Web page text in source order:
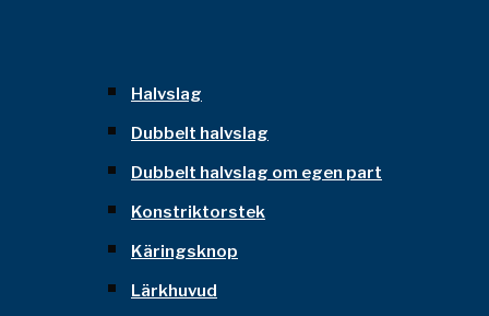
Halvslag
Dubbelt halvslag
Dubbelt halvslag om egen part
Konstriktorstek
Käringsknop
Lärkhuvud